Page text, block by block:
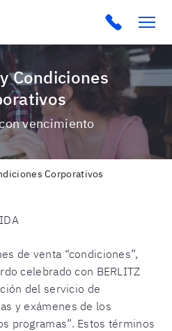
Click to
vencimiento
Corporativos
de venta “condiciones”,
celebrado con BERLITZ
del servicio de
y exámenes de los
programas”. Estos términos